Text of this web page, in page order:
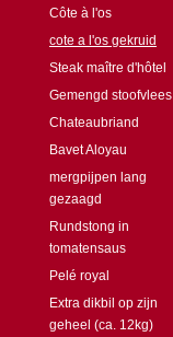
Côte à l'os
cote a l'os gekruid
Steak maître d'hôtel
Gemengd stoofvlees
Chateaubriand
Bavet Aloyau
mergpijpen lang
gezaagd
Rundstong in
tomatensaus
Pelé royal
Extra dikbil op zijn
geheel (ca. 12kg)